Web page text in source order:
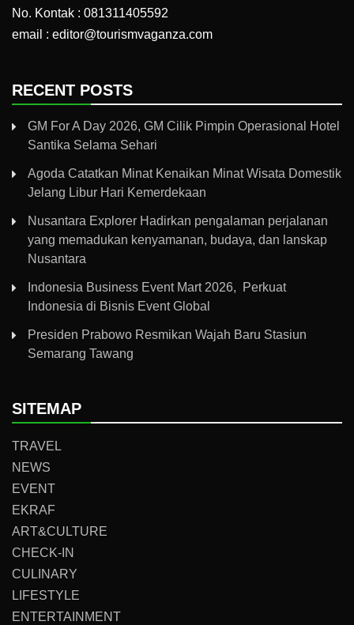
No. Kontak : 081311405592
email : editor@tourismvaganza.com
RECENT POSTS
GM For A Day 2026, GM Cilik Pimpin Operasional Hotel
Santika Selama Sehari
Agoda Catatkan Minat Kenaikan Minat Wisata Domestik
Jelang Libur Hari Kemerdekaan
Nusantara Explorer Hadirkan pengalaman perjalanan
yang memadukan kenyamanan, budaya, dan lanskap
Nusantara
Indonesia Business Event Mart 2026, Perkuat
Indonesia di Bisnis Event Global
Presiden Prabowo Resmikan Wajah Baru Stasiun
Semarang Tawang
SITEMAP
TRAVEL
NEWS
EVENT
EKRAF
ART&CULTURE
CHECK-IN
CULINARY
LIFESTYLE
ENTERTAINMENT